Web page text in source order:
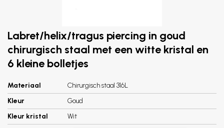
Labret/helix/tragus piercing in goud
chirurgisch staal met een witte kristal en
6 kleine bolletjes
Materiaal
Chirurgisch staal 316L
Kleur
Goud
Kleur kristal
Wit